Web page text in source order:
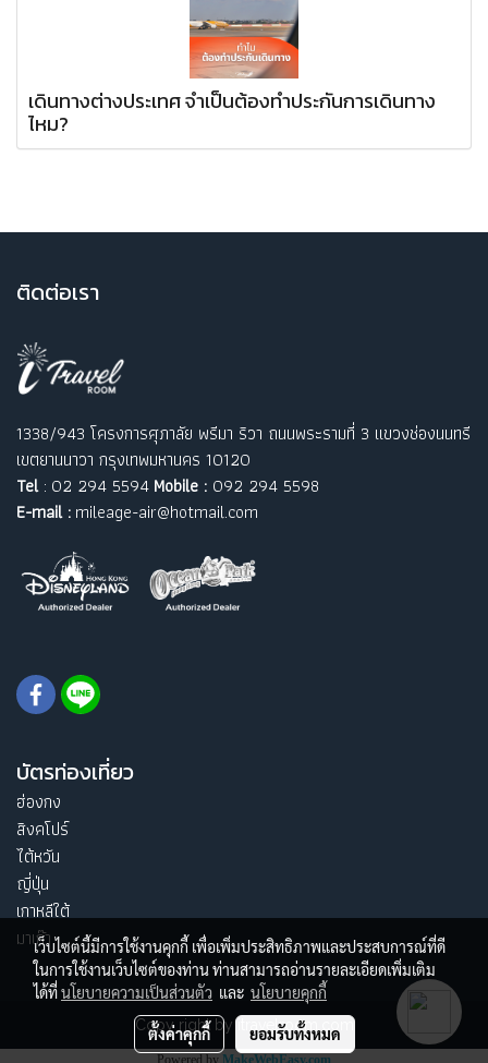
เดินทางต่างประเทศ จำเป็นต้องทำประกันการเดินทาง
ไหม?
ติดต่อเรา
1338/943 โครงการศุภาลัย พรีมา ริวา ถนนพระรามที่ 3 แขวงช่องนนทรี
เขตยานนาวา กรุงเทพมหานคร 10120
Tel: 02 294 5594 Mobile : 092 294 5598
E-mail : mileage-air@hotmail.com
บัตรท่องเที่ยว
ฮ่องกง
สิงคโปร์
ไต้หวัน
ญี่ปุ่น
เกาหลีใต้
มาเก๊า
Copy right by itravelroom.com
Powered by MakeWebEasy.com
เว็บไซต์นี้มีการใช้งานคุกกี้ เพื่อเพิ่มประสิทธิภาพและประสบการณ์ที่ดี
ในการใช้งานเว็บไซต์ของท่าน ท่านสามารถอ่านรายละเอียดเพิ่มเติม
ได้ที่นโยบายความเป็นส่วนตัว และ นโยบายคุกกี้
ตั้งค่าคุกกี้ ยอมรับทั้งหมด